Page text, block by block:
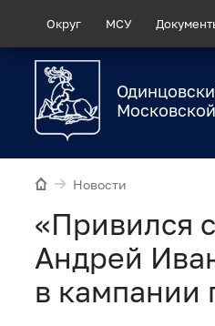
Округ МСУ
Новости
«Привился
Андрей
в кампании